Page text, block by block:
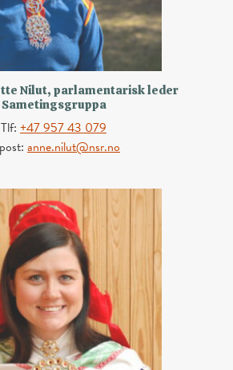
Nilut, parlamentarisk leder
Sametingsgruppa
Tlf: +47 957 43 079
anne.nilut@nsr.no